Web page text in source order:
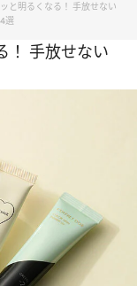
と明るくなる！ 手放せない
選
い